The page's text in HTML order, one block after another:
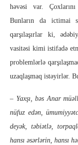
həvəsi var.
Bunların da ictimai
qarşılaşırlar ki,
vasitəsi kimi istifadə
problemlərlə
uzaqlaşmaq istəyirlər.
– Yaxşı, bəs Anar
nüfuz edən,
deyək, təbiətlə,
hansı əsərlərin, hansı